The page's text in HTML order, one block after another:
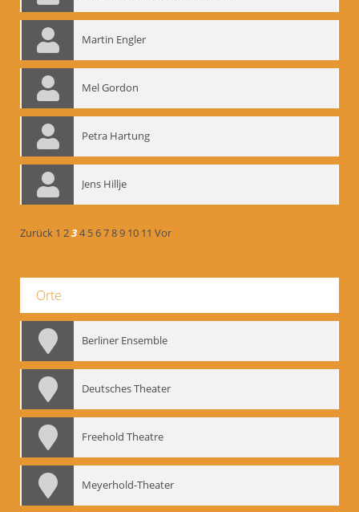
Martin Engler
Mel Gordon
Petra Hartung
Jens Hillje
Zurück 1 234 56789 10 11 Vor
Orte
Berliner Ensemble
Deutsches Theater
Freehold Theatre
Meyerhold-Theater